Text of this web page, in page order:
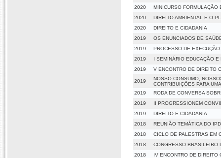
2020
MINICURSO FORMULAÇÃO
2020
DIREITO AMBIENTAL E O
2020
DIREITO E CIDADANIA
2019
OS ENUNCIADOS DE
2019
PROCESSO DE
2019
I SEMINÁRIO EDUCAÇÃO
2019
V ENCONTRO DE DIREITO
2019
NOSSO CONSUMO,
CONTRIBUIÇÕES PARA
2019
RODA DE CONVERSA
2019
II PROGRESSIONEM
2019
DIREITO E CIDADANIA
2018
REUNIÃO TEMÁTICA DO
2018
CICLO DE PALESTRAS EM
2018
CONGRESSO BRASILEIRO
2018
IV ENCONTRO DE DIREITO